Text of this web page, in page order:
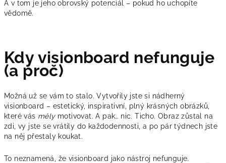
A v tom je jeho obrovský potenciál – pokud ho uchopíte
vědomě.
Kdy visionboard nefunguje
(a proč)
Možná už se vám to stalo. Vytvořily jste si nádherný
visionboard – estetický, inspirativní, plný krásných obrázků,
které vás mělymotivovat. A pak… nic. Ticho. Obraz zůstal na
zdi, vy jste se vrátily do každodennosti, a po pár týdnech jste
na něj přestaly koukat.
To neznamená, že visionboard jako nástroj nefunguje.